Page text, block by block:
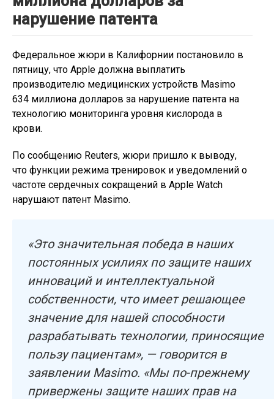
нарушение патента
Федеральное жюри в Калифорнии постановило в
пятницу, что Apple должна выплатить
производителю медицинских устройств Masimo
634 миллиона долларов за нарушение патента на
технологию мониторинга уровня кислорода в
крови.
По сообщению Reuters, жюри пришло к выводу,
что функции режима тренировок и уведомлений о
частоте сердечных сокращений в Apple Watch
нарушают патент Masimo.
«Это значительная победа в наших
постоянных усилиях по защите наших
инноваций и интеллектуальной
собственности, что имеет решающее
значение для нашей способности
разрабатывать технологии, приносящие
пользу пациентам», — говорится в
заявлении Masimo. «Мы по-прежнему
привержены защите наших прав на